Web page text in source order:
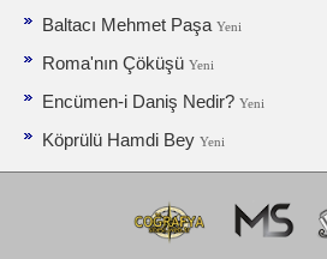
Baltacı Mehmet Paşa Yeni
Roma'nın Çöküşü Yeni
Encümen-i Daniş Nedir? Yeni
Köprülü Hamdi Bey Yeni